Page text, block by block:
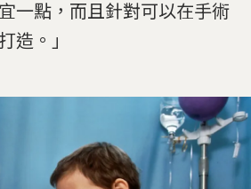
一點，而且針對可以在手術
造。」